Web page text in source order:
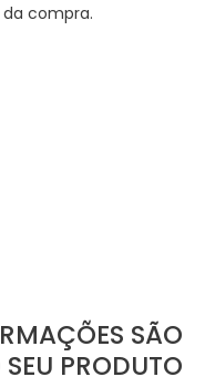
compra.
SÃO
PRODUTO